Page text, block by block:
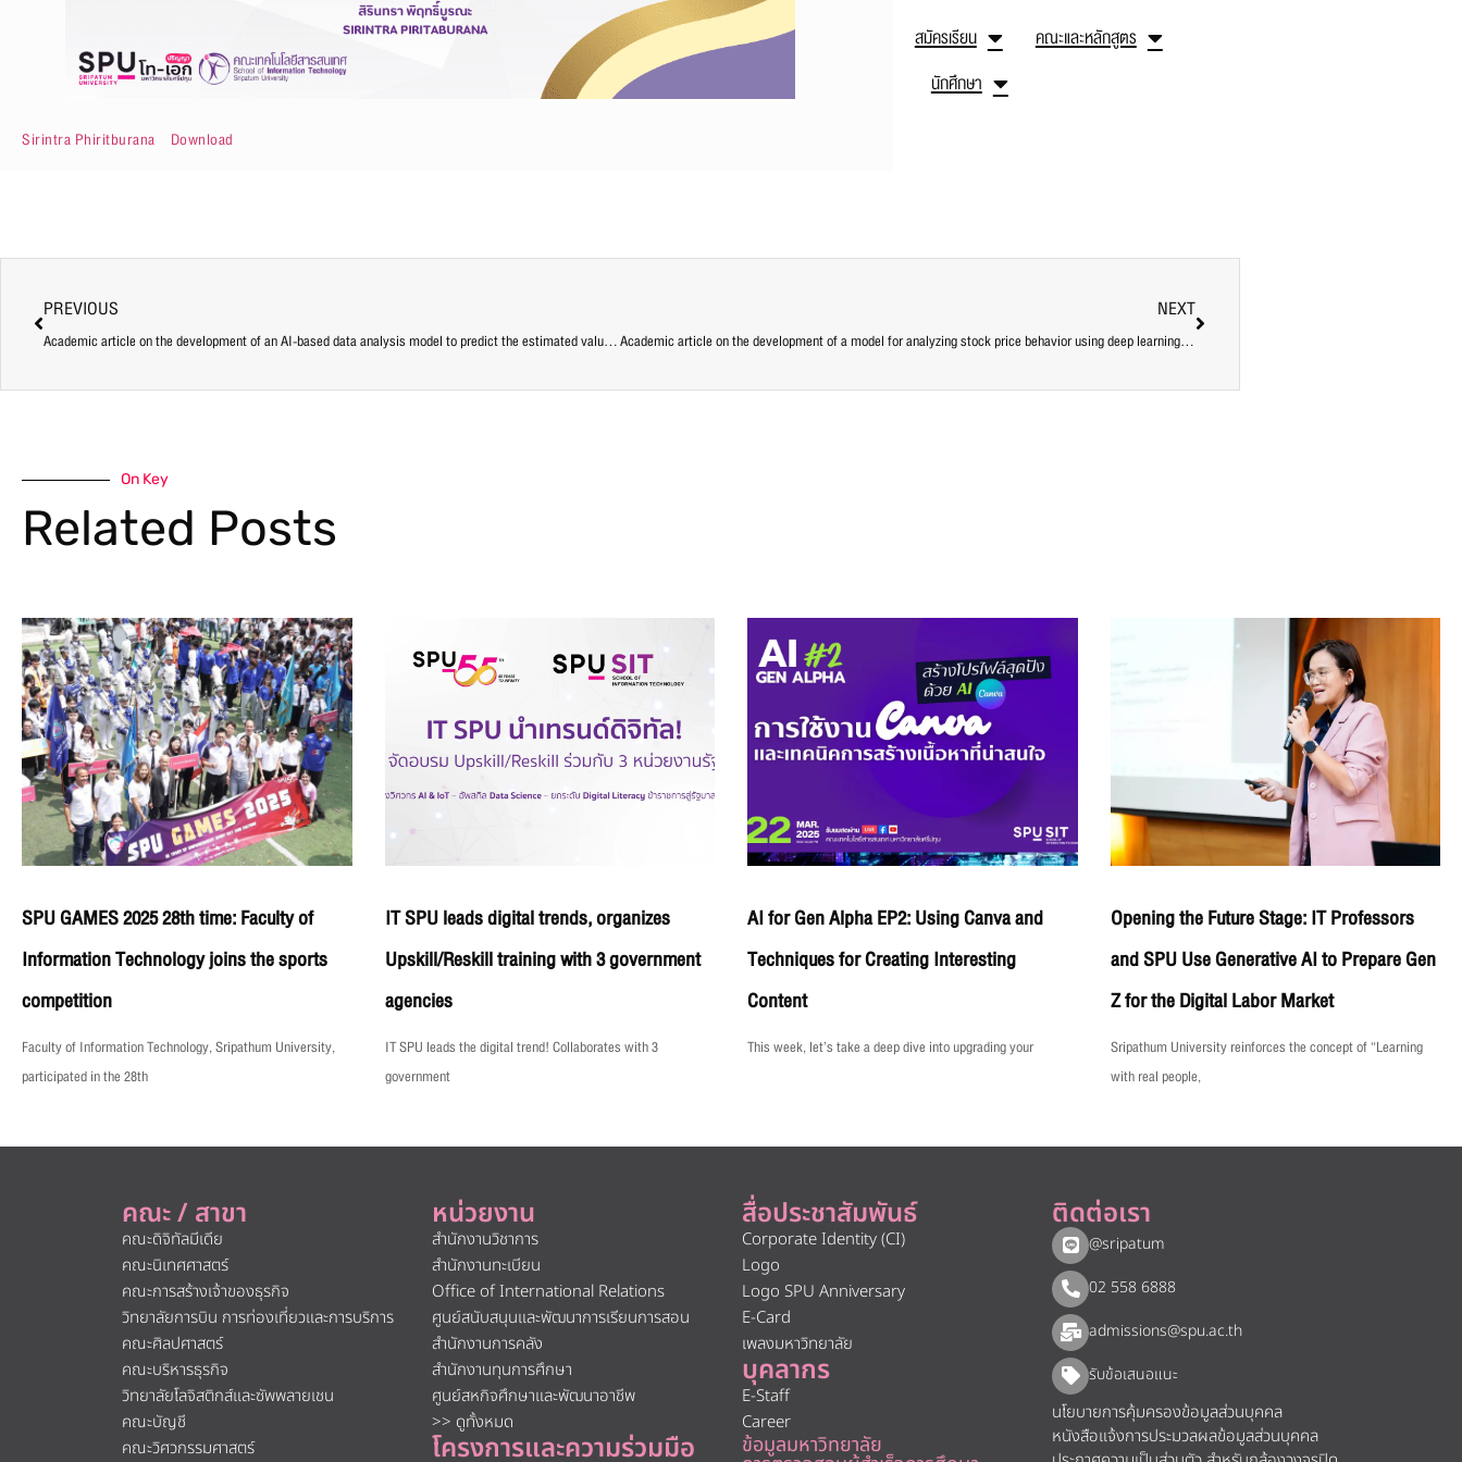
Sirintra Phiritburana Download
สมัครเรียน
คณะและหลักสูตร
นักศึกษา
PREVIOUS
Academic article on the development of an AI-based data analysis model to predict the estimated value-added tax collection results of the Revenue Department, Thailand.
NEXT
Academic article on the development of a model for analyzing stock price behavior using deep learning: Case study: The Stock Exchange of Thailand
On Key
Related Posts
SPU GAMES 2025 28th time: Faculty of
Information Technology joins the sports
competition
Faculty of Information Technology, Sripathum University,
participated in the 28th
IT SPU leads digital trends, organizes
Upskill/Reskill training with 3 government
agencies
IT SPU leads the digital trend! Collaborates with 3
government
AI for Gen Alpha EP2: Using Canva and
Techniques for Creating Interesting
Content
This week, let’s take a deep dive into upgrading your
Opening the Future Stage: IT Professors
and SPU Use Generative AI to Prepare Gen
Z for the Digital Labor Market
Sripathum University reinforces the concept of “Learning
with real people,
คณะ / สาขา
คณะดิจิทัลมีเดีย
คณะนิเทศศาสตร์
คณะการสร้างเจ้าของธุรกิจ
วิทยาลัยการบิน การท่องเที่ยวและการบริการ
คณะศิลปศาสตร์
คณะบริหารธุรกิจ
วิทยาลัยโลจิสติกส์และซัพพลายเชน
คณะบัญชี
คณะวิศวกรรมศาสตร์
หน่วยงาน
สำนักงานวิชาการ
สำนักงานทะเบียน
Office of International Relations
ศูนย์สนับสนุนและพัฒนาการเรียนการสอน
สำนักงานการคลัง
สำนักงานทุนการศึกษา
ศูนย์สหกิจศึกษาและพัฒนาอาชีพ
>> ดูทั้งหมด
โครงการและความร่วมมือ
สื่อประชาสัมพันธ์
Corporate Identity (CI)
Logo
Logo SPU Anniversary
E-Card
เพลงมหาวิทยาลัย
บุคลากร
E-Staff
Career
ข้อมูลมหาวิทยาลัย
ติดต่อเรา
@sripatum
02 558 6888
admissions@spu.ac.th
รับข้อเสนอแนะ​
นโยบายการคุ้มครองข้อมูลส่วนบุคคล
หนังสือแจ้งการประมวลผลข้อมูลส่วนบุคคล